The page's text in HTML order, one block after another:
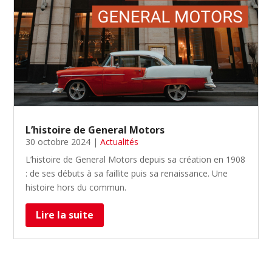
L’histoire de General Motors
30 octobre 2024 |Actualités
L’histoire de General Motors depuis sa création en 1908
: de ses débuts à sa faillite puis sa renaissance. Une
histoire hors du commun.
Lire la suite